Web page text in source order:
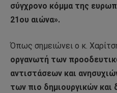
σύγχρονο κόμμα της
21ου αιώνα».
Όπως σημειώνει ο κ.
οργανωτή των
αντιστάσεων και
των πιο δημιουργικών